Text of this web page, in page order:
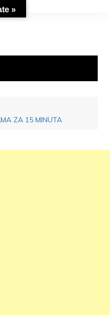
ZA 15 MINUTA
»